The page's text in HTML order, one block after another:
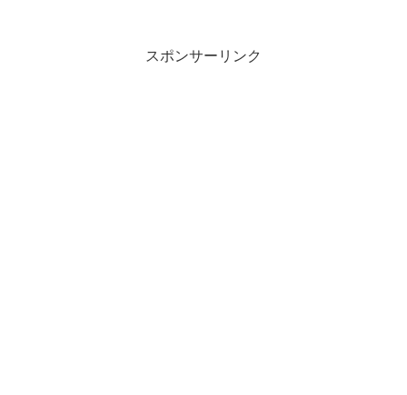
スポンサーリンク